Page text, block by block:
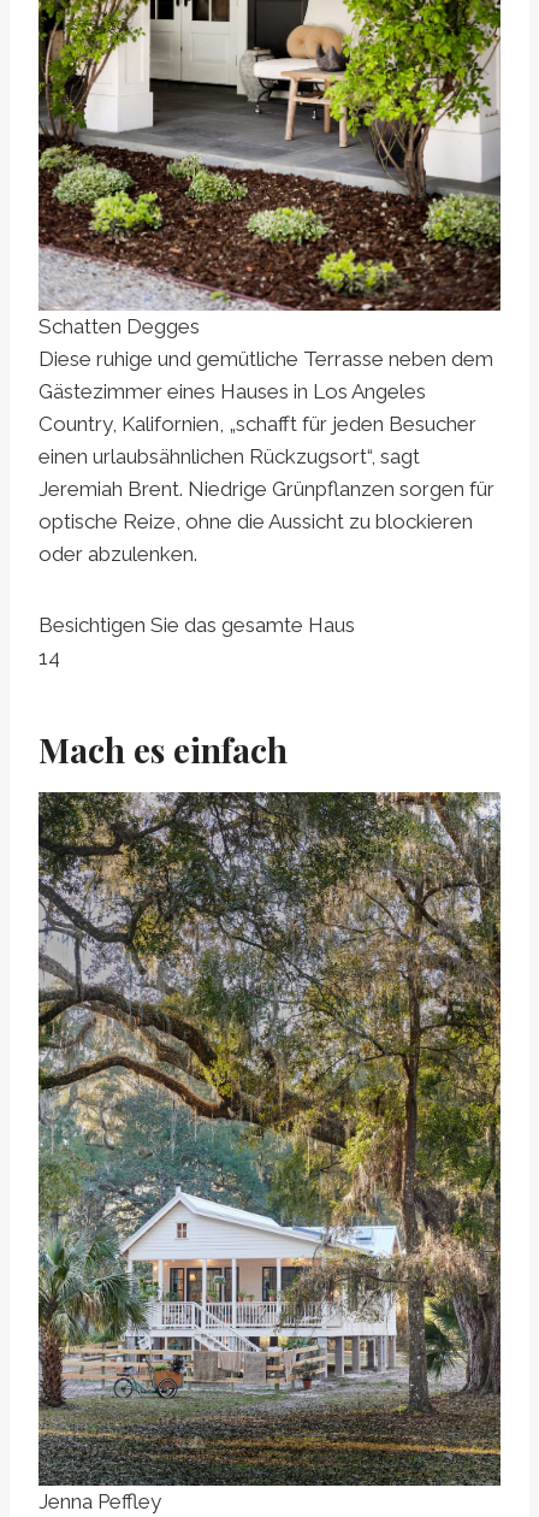
Schatten Degges
Diese ruhige und gemütliche Terrasse neben dem
Gästezimmer eines Hauses in Los Angeles
Country, Kalifornien, „schafft für jeden Besucher
einen urlaubsähnlichen Rückzugsort“, sagt
Jeremiah Brent. Niedrige Grünpflanzen sorgen für
optische Reize, ohne die Aussicht zu blockieren
oder abzulenken.
Besichtigen Sie das gesamte Haus
14
Mach es einfach
Jenna Peffley